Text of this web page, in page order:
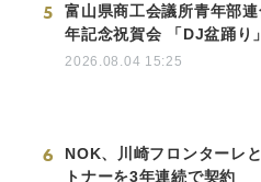
5
富山県商工会議所青年部
年記念祝賀会 「DJ盆踊り
2026.08.04 15:25
6
NOK、川崎フロンターレ
トナーを3年連続で契約